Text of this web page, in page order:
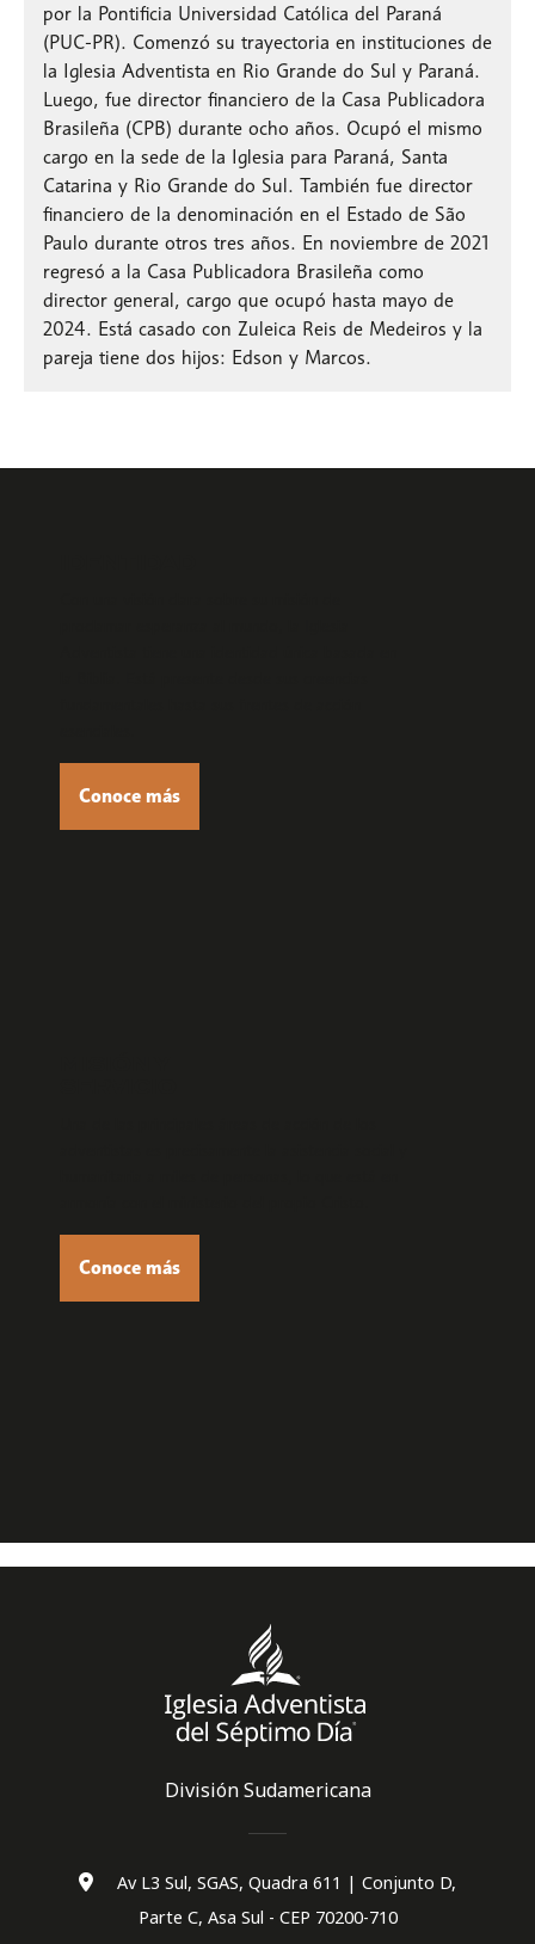
por la Pontificia Universidad Católica del Paraná
(PUC-PR). Comenzó su trayectoria en instituciones de
la Iglesia Adventista en Rio Grande do Sul y Paraná.
Luego, fue director financiero de la Casa Publicadora
Brasileña (CPB) durante ocho años. Ocupó el mismo
cargo en la sede de la Iglesia para Paraná, Santa
Catarina y Rio Grande do Sul. También fue director
financiero de la denominación en el Estado de São
Paulo durante otros tres años. En noviembre de 2021
regresó a la Casa Publicadora Brasileña como
director general, cargo que ocupó hasta mayo de
2024. Está casado con Zuleica Reis de Medeiros y la
pareja tiene dos hijos: Edson y Marcos.
Conoce más
Conoce más
División Sudamericana
Av L3 Sul, SGAS, Quadra 611 | Conjunto D,
Parte C, Asa Sul - CEP 70200-710